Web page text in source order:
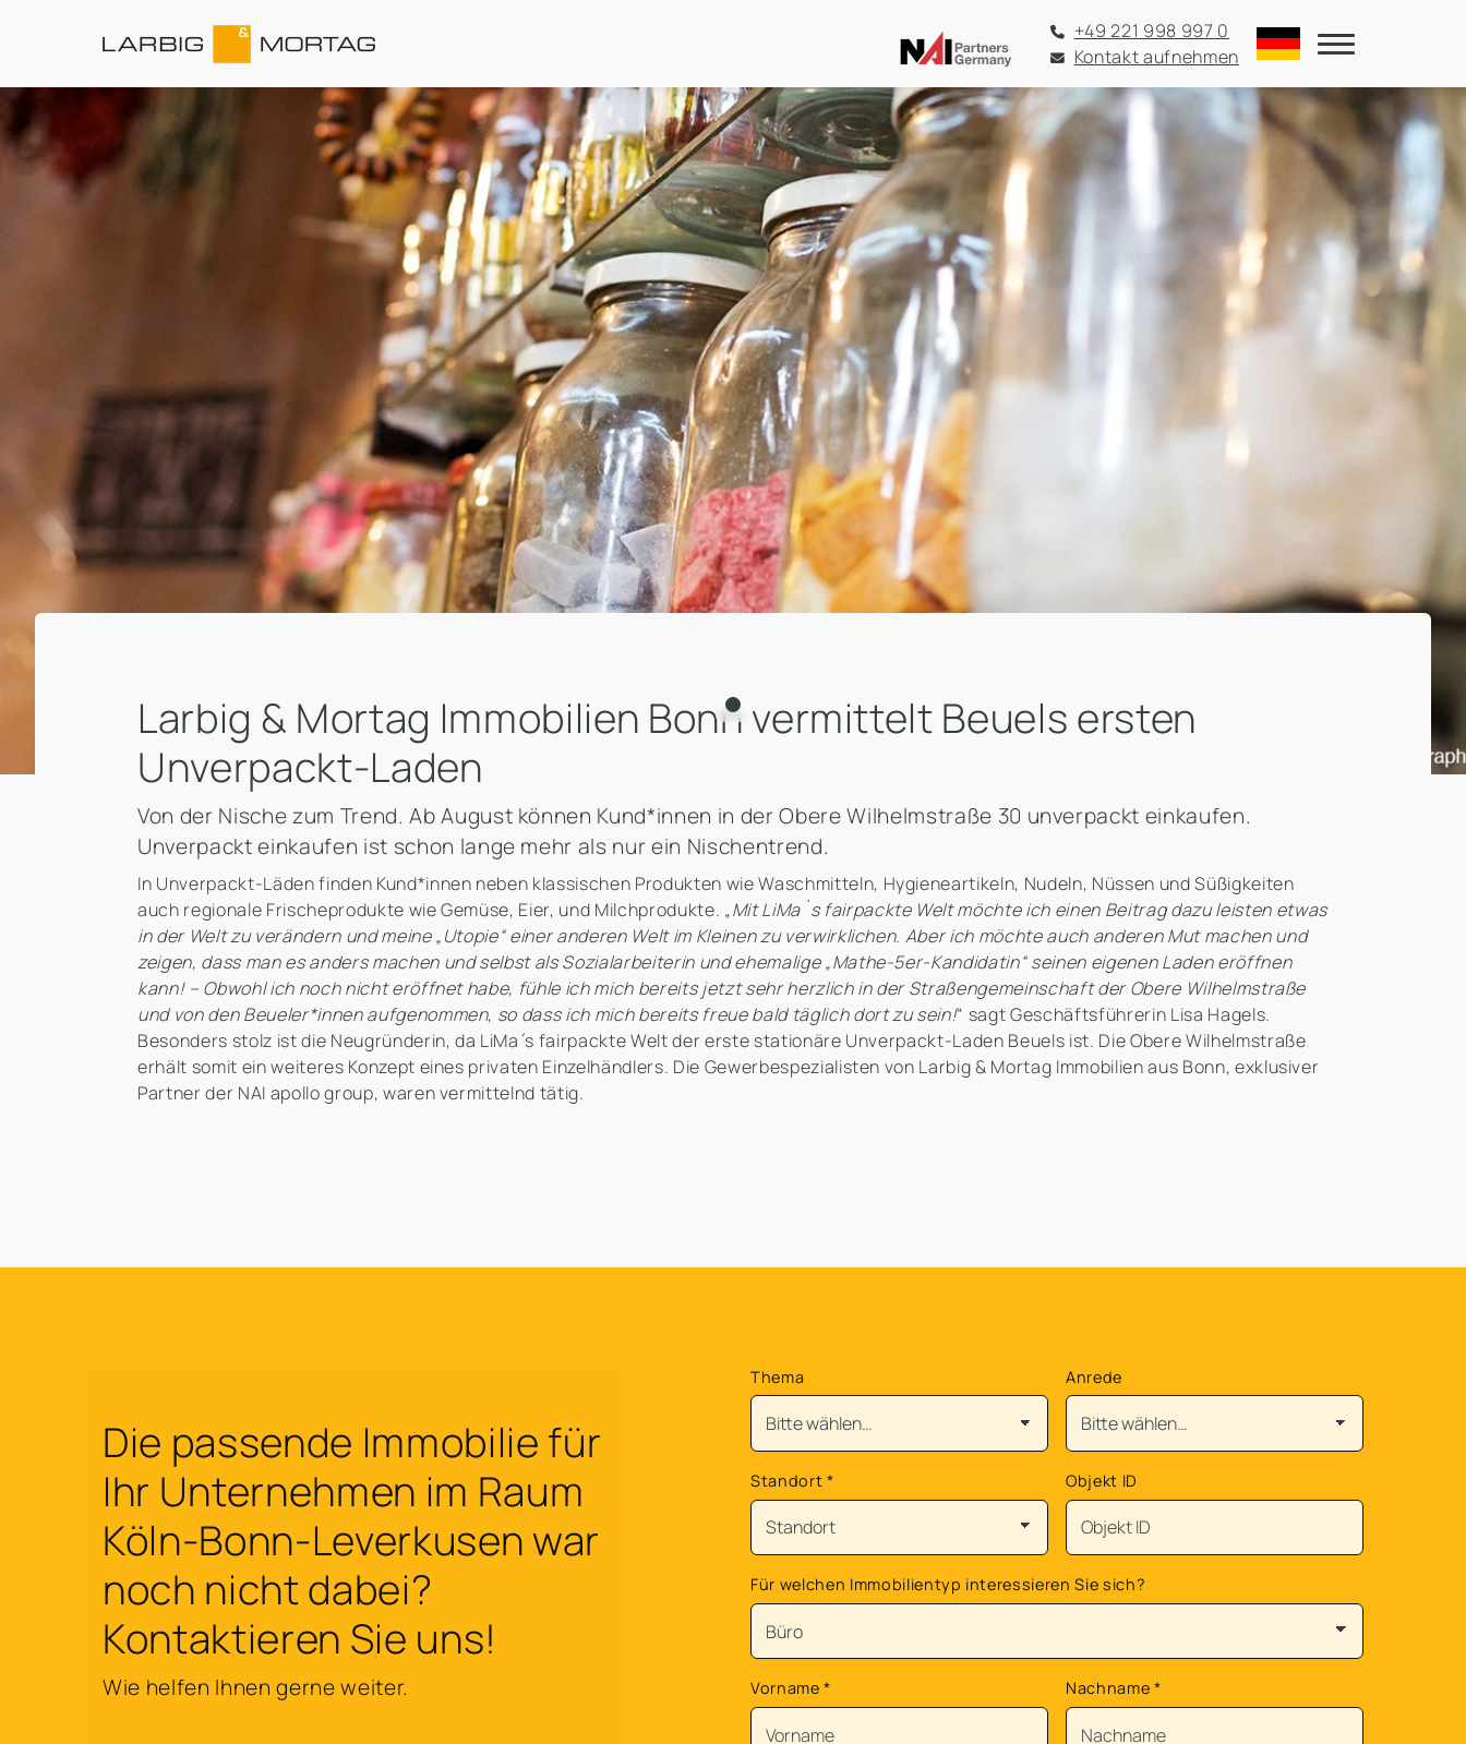
+49 221 998 997 0
Kontakt aufnehmen
Larbig & Mortag Immobilien Bonn vermittelt Beuels ersten
Unverpackt-Laden
Von der Nische zum Trend. Ab August können Kund*innen in der Obere Wilhelmstraße 30 unverpackt einkaufen.
Unverpackt einkaufen ist schon lange mehr als nur ein Nischentrend.
In Unverpackt-Läden finden Kund*innen neben klassischen Produkten wie Waschmitteln, Hygieneartikeln, Nudeln, Nüssen und Süßigkeiten
auch regionale Frischeprodukte wie Gemüse, Eier, und Milchprodukte. „Mit LiMa`s fairpackte Welt möchte ich einen Beitrag dazu leisten etwas
in der Welt zu verändern und meine „Utopie“ einer anderen Welt im Kleinen zu verwirklichen. Aber ich möchte auch anderen Mut machen und
zeigen, dass man es anders machen und selbst als Sozialarbeiterin und ehemalige „Mathe-5er-Kandidatin“ seinen eigenen Laden eröffnen
kann! – Obwohl ich noch nicht eröffnet habe, fühle ich mich bereits jetzt sehr herzlich in der Straßengemeinschaft der Obere Wilhelmstraße
und von den Beueler*innen aufgenommen, so dass ich mich bereits freue bald täglich dort zu sein!“ sagt Geschäftsführerin Lisa Hagels.
Besonders stolz ist die Neugründerin, da LiMa ́s fairpackte Welt der erste stationäre Unverpackt-Laden Beuels ist. Die Obere Wilhelmstraße
erhält somit ein weiteres Konzept eines privaten Einzelhändlers. Die Gewerbespezialisten von Larbig & Mortag Immobilien aus Bonn, exklusiver
Partner der NAI apollo group, waren vermittelnd tätig.
Die passende Immobilie für
Ihr Unternehmen im Raum
Köln-Bonn-Leverkusen war
noch nicht dabei?
Kontaktieren Sie uns!
Wie helfen Ihnen gerne weiter.
Thema Anrede
Standort * Objekt ID
Für welchen Immobilientyp interessieren Sie sich?
Vorname* Nachname *